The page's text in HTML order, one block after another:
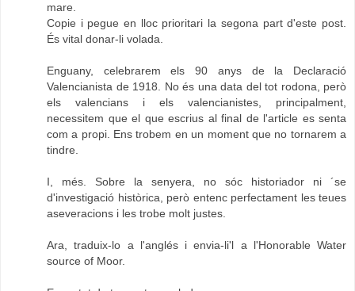
mare.
Copie i pegue en lloc prioritari la segona part d'este post.
És vital donar-li volada.
Enguany, celebrarem els 90 anys de la Declaració
Valencianista de 1918. No és una data del tot rodona, però
els valencians i els valencianistes, principalment,
necessitem que el que escrius al final de l'article es senta
com a propi. Ens trobem en un moment que no tornarem a
tindre.
I, més. Sobre la senyera, no sóc historiador ni ´se
d'investigació històrica, però entenc perfectament les teues
aseveracions i les trobe molt justes.
Ara, traduix-lo a l'anglés i envia-li'l a l'Honorable Water
source of Moor.